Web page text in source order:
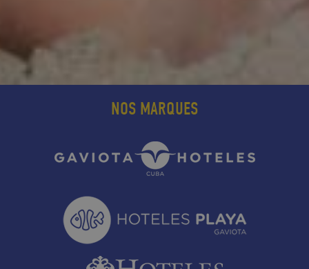
NOS MARQUES